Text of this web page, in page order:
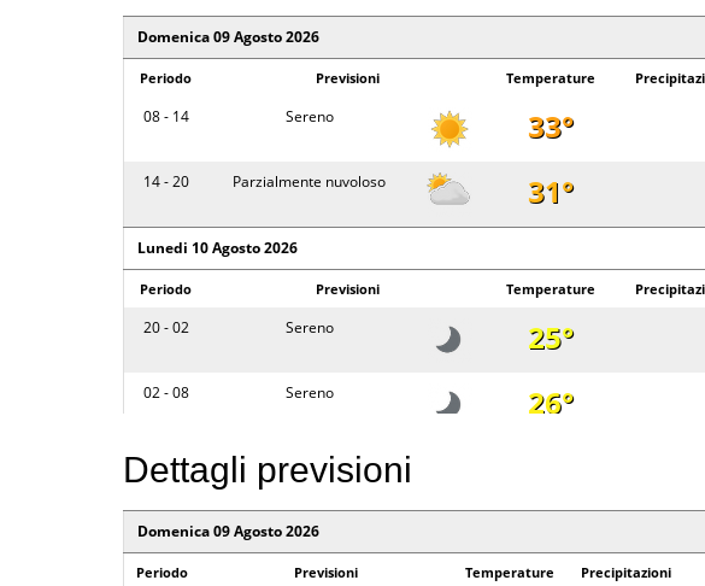
Domenica 09 Agosto 2026
Periodo Previsioni Temperature
08 - 14 Sereno 33°
14 - 20 Parzialmente nuvoloso 31°
Lunedi 10 Agosto 2026
Periodo Previsioni Temperature
20 - 02 Sereno 25°
02 - 08 Sereno 26°
08 - 14 Sereno
14 - 20 Parzialmente nuvoloso
Dettagli previsioni
Domenica 09 Agosto 2026
Periodo Previsioni Temperature Precipitazioni